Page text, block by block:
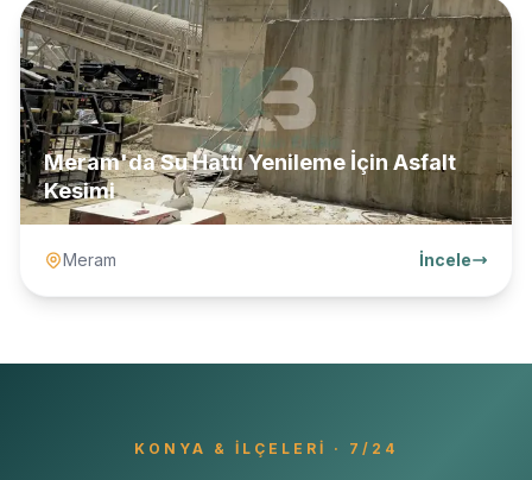
Meram'da Su Hattı Yenileme İçin Asfalt
Kesimi
Meram İncele
KONYA & İLÇELERI · 7/24